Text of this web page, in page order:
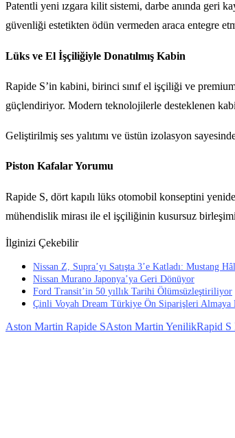
Patentli yeni ızgara kilit sistemi, darbe anında geri
güvenliği estetikten ödün vermeden araca entegre
Lüks ve El İşçiliğiyle Donatılmış Kabin
Rapide S’in kabini, birinci sınıf el işçiliği ve
güçlendiriyor. Modern teknolojilerle desteklenen
Geliştirilmiş ses yalıtımı ve üstün izolasyon
Piston Kafalar Yorumu
Rapide S, dört kapılı lüks otomobil konseptini
mühendislik mirası ile el işçiliğinin kusursuz
İlginizi Çekebilir
Nissan Z, Supra’yı Satışta 3’e Katladı: Mustang
Nissan Murano Japonya’ya Geri Dönüyor
Ford Transit’in 50 yıllık Tarihi Ölümsüzleştiriliyor
Çinli Voyah Dream Türkiye Ön Siparişleri Almaya
Aston Martin Rapide SAston Martin YenilikRapid S